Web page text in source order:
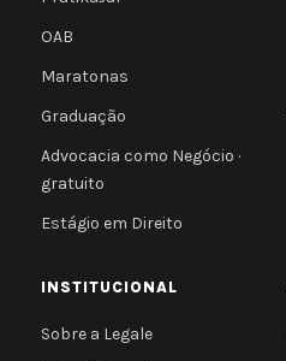
OAB
Maratonas
Graduação
Advocacia como Negócio ·
gratuito
Estágio em Direito
INSTITUCIONAL
Sobre a Legale